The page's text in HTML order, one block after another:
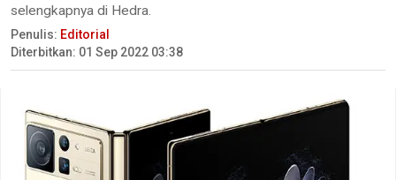
selengkapnya di Hedra.
Penulis: Editorial
Diterbitkan: 01 Sep 2022 03:38